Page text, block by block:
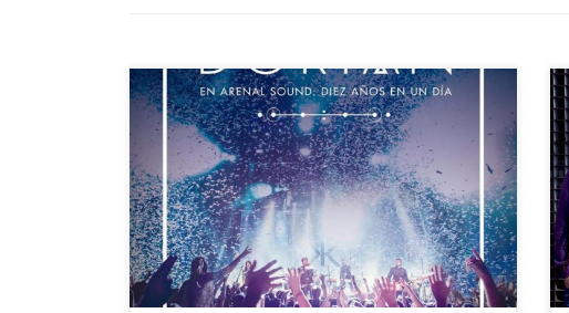
DORIAN estrenan nuevo vídeo de lo que es su nuevo
disco en directo, el doble CD + DVD titulado Dorian en
Arenal Sound: Diez años en un día, que vio la luz el
próximo viernes 1 de julio. El tema escogido es EL
TEMBLOR, una de las canciones más queridas por […]